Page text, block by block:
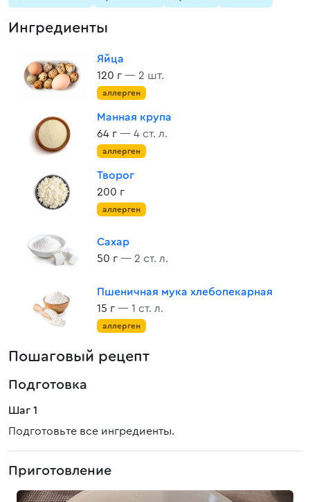
Ингредиенты
Яйца
120 г — 2 шт.
аллерген
Манная крупа
64 г — 4 ст. л.
аллерген
Творог
200 г
аллерген
Сахар
50 г — 2 ст. л.
Пшеничная мука хлебопекарная
15 г — 1 ст. л.
аллерген
Пошаговый рецепт
Подготовка
Шаг 1
Подготовьте все ингредиенты.
Приготовление